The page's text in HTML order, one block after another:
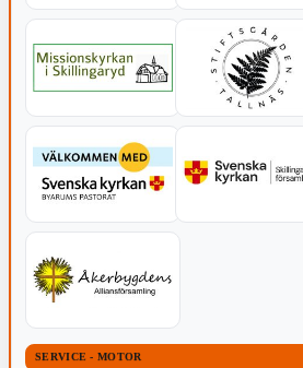
SERVICE - MOTOR